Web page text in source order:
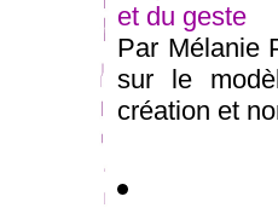
et du geste
Par Mélanie
sur le
création et